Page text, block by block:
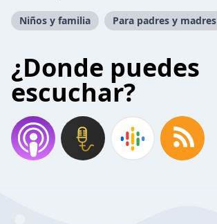
Niños y familia Para padres y madres
¿Donde puedes
escuchar?